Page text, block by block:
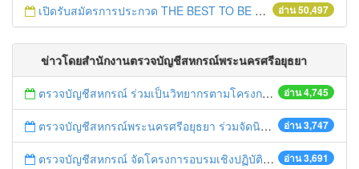
อ่าน 50,497
เปิดรับสมัครการประกวด THE BEST TO BE NUMBER ONE
ข่าวโดยสำนักงานตรวจบัญชีสหกรณ์พระนครศรีอยุธยา
อ่าน 4,745
ตรวจบัญชีสหกรณ์ ร่วมเป็นวิทยากรตามโครงการอบรมเพื่อเพิ่มผลิตภาพการผลิตของเกษตรกรที่ได้รับผลกระทบภัยแล้งปี ๒๕๕๘/๒๕๕๙ (ศพก.ลาดบัวหลวง)
อ่าน 3,747
ตรวจบัญชีสหกรณ์พระนครศรีอยุธยา ร่วมจัดนิทรรศการด้านบัญชี ในงานโครงการคลินิกเกษตรเคลื่อนที่ในพระราชานุเคราะห์ฯ
อ่าน 3,691
ตรวจบัญชีสหกรณ์ จัดโครงการอบรมเชิงปฏิบัติการ หลักสูตร “พัฒนาอาสาสมัครเกษตรด้านบัญชี (ครูบัญชีอาสา)”